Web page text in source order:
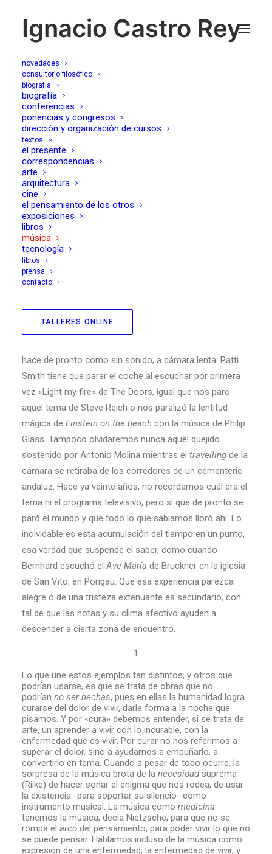
Ignacio Castro Rey
novedades
consultorio filosófico
biografía
biografía
conferencias
ponencias y congresos
dirección y organización de cursos
textos
el presente
correspondencias
arte
arquitectura
cine
el pensamiento de los otros
exposiciones
libros
música
tecnología
libros
prensa
contacto
TALLERES ONLINE
sonar y pensar
27/04/2008
¿La música amansa a las fieras? En todo caso, amansa
la «fiereza» del pensamiento. Quiero decir que, cuando
raramente ocurre,
concepto, nos cura de la enfermedad separadora -frente
al tiempo- que es el pensamiento. Por eso
se dilata, se acumula, no se puede contar. El tiempo deja
hace de pronto como sin sonido, a cámara lenta. Patti
Smith tiene que parar el coche al escuchar por primera
vez «Light my fire» de The Doors, igual que nos paró
aquel tema de Steve Reich o nos paralizó la lentitud
mágica de Einstein on the beach con la música de Philip
Glass. Tampoco olvidaremos nunca aquel quejido
sostenido por Antonio Molina mientras el travelling de la
cámara se retiraba de los corredores de un cementerio
andaluz. Hace ya veinte años, no recordamos cuál era el
tema ni el programa televisivo, pero sí que de pronto se
paró el mundo y que todo lo que sabíamos lloró ahí. Lo
inolvidable es esta acumulación del tiempo en un punto,
esa verdad que suspende el saber, como cuando
Bernhard escuchó elAve María de Bruckner en la iglesia
de San Vito, en Pongau. Que esa experiencia parezca
alegre o de una tristeza extenuante es secundario, con
tal de que las notas y su clima afectivo ayuden a
descender a cierta zona de encuentro.
1
Lo que une estos ejemplos tan distintos, y otros que
podrían usarse, es que se trata de obras que no
podrían no ser hechas, pues en ellas la humanidad logra
curarse del dolor de vivir, darle forma a la noche que
pisamos. Y por «cura» debemos entender, si se trata de
arte, un aprender a vivir con lo incurable, con la
enfermedad que es vivir. Por curar no nos referimos a
superar el dolor, sino a ayudarnos a empuñarlo, a
convertirlo en tema. Cuando a pesar de todo ocurre, la
sorpresa de la música brota de la necesidadsuprema
(Rilke) de hacer sonar el enigma que nos rodea, de usar
la existencia -para soportar su silencio- como
instrumento musical. La música como medicina:
tenemos la música, decía Nietzsche, para que no se
rompa el arco del pensamiento, para poder vivir lo que no
se puede pensar. Hablamos incluso de la música como
expresión de una enfermedad, la enfermedad de vivir, y